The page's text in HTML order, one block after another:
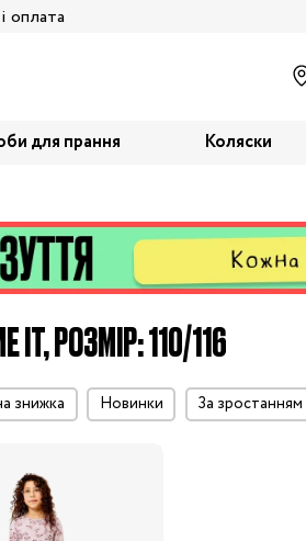
оплата
для прання Коляски
РОЗМІР: 110/116
знижка Новинки за зростанням